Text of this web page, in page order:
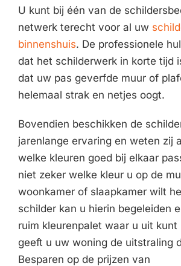
U kunt bij één van de
netwerk terecht voor al uw
binnenshuis. De professionele
dat het schilderwerk in korte tijd
dat uw pas geverfde muur of
helemaal strak en netjes oogt.
Bovendien beschikken de
jarenlange ervaring en weten zij
welke kleuren goed bij elkaar
niet zeker welke kleur u op de
woonkamer of slaapkamer wilt
schilder kan u hierin begeleiden
ruim kleurenpalet waar u uit kunt
geeft u uw woning de uitstraling
Besparen op de prijzen van